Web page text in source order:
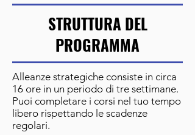
STRUTTURA DEL
PROGRAMMA
Alleanze strategiche consiste in circa
16 ore in un periodo di tre settimane.
Puoi completare i corsi nel tuo tempo
libero rispettando le scadenze
regolari.